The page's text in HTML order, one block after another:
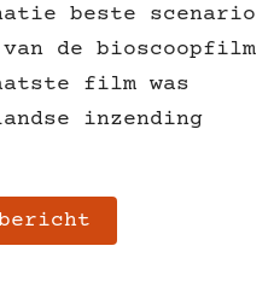
beste scenario
de bioscoopfilm
film was
inzending